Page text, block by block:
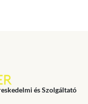
és Szolgáltató